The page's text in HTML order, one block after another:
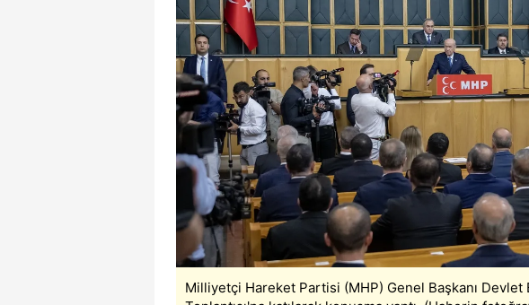
Milliyetçi Hareket Partisi (MHP) Genel Başkanı